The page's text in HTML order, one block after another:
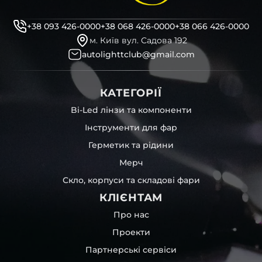
бутиловий герметик для збору фари
рідини для розбирання фари
і також для автомобілівVolkswagen,GAC
та інших, які будуть на 100 % сумісними із оригінальною
фарою вашої моделі авто.
Фотографії скла і корпусів, розміщені на сайті –
автентичні та унікальні. Зроблені за допомогою
професійного обладнання у нашому офісі та оптовому
складі в Києві. З метою захисту від недозволеного
копіювання – на всіх фотографіях розміщений водяний
знак із нашим логотипом – для швидкої ідентифікації.
Без письмового дозволу заборонено використовувати
будь-які фотографії з нашого веб-сайту.
Можна придбати окремо як одне скло чи корпус,
так і пару чи комплект. Кожну одиницю товару наші
співробітники на складі ретельно перевіряють та
дбайливо запаковують спочатку у декілька шарів
захисної стрейч-плівки, потім у додаткову плівку з
повітрям – і все це повноцінно захищає скло фари під
час перевезення та цілком прибирає вірогідність
пошкодження товару внаслідок механічних впливів під
+38 093 426-0000+38 068 426-0000+38 066 426-0000
м. Київ вул. Садова 192
autolighttclub@gmail.com
КАТЕГОРІЇ
Bi-Led лінзи та компоненти
Інструменти для фар
Герметик та рідини
Мерч
Скло, корпуси та складові фари
КЛІЄНТАМ
Про нас
Проекти
Партнерські сервіси